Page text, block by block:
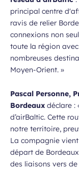
principal centre
ravis de relier
connexions non
toute la région
nombreuses
Moyen-Orient. »
Pascal Personne,
Bordeaux déclare :
d’airBaltic. Cette
notre territoire,
La compagnie
départ de
des liaisons vers